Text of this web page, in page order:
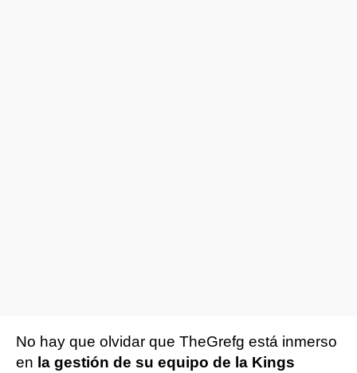
No hay que olvidar que TheGrefg está inmerso
en la gestión de su equipo de la Kings